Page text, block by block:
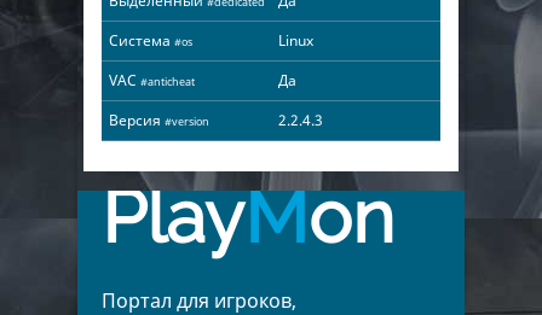
Система #os
Linux
VAC #anticheat
Да
Версия #version 2.2.4.3
PlayMon
Портал для игроков,